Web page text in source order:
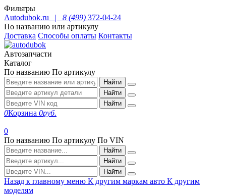
Фильтры
Autodubok.ru |
8 (499) 372-04-24
По названию или артикулу
Доставка Способы оплаты Контакты
Автозапчасти
Каталог
По названию По артикулу
Найти
Найти
Найти
0Корзина 0руб.
0
По названию По артикулу По VIN
Найти
Найти
Найти
Назад к главному меню К другим маркам авто К другим
моделям